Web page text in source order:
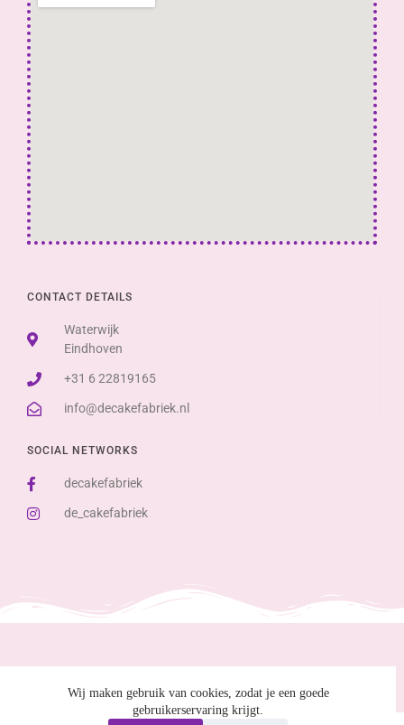
Wij maken gebruik van cookies, zodat je een goede
gebruikerservaring krijgt.
CONTACT DETAILS
Waterwijk
Eindhoven
+31 6 22819165
info@decakefabriek.nl
SOCIAL NETWORKS
decakefabriek
de_cakefabriek